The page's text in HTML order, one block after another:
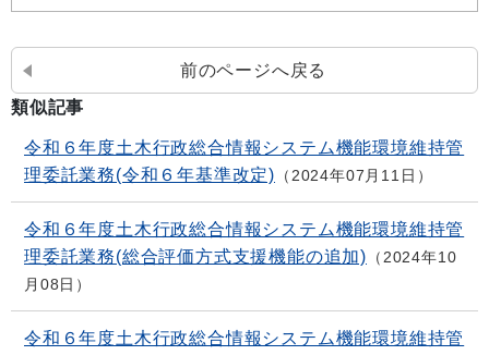
前のページへ戻る
類似記事
令和６年度土木行政総合情報システム機能環境維持管
理委託業務(令和６年基準改定)
2024年07月11日
令和６年度土木行政総合情報システム機能環境維持管
理委託業務(総合評価方式支援機能の追加)
2024年10
月08日
令和６年度土木行政総合情報システム機能環境維持管